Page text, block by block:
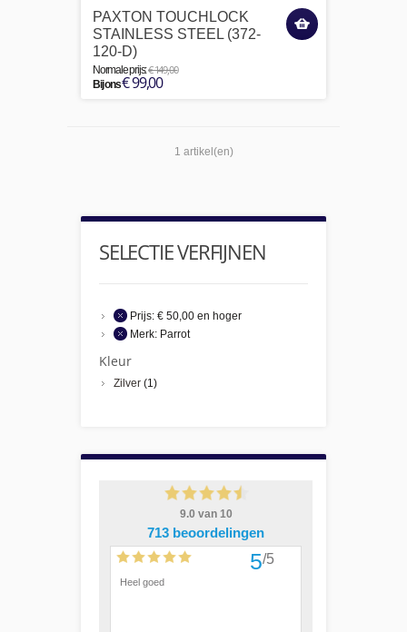
PAXTON TOUCHLOCK
STAINLESS STEEL (372-
120-D)
Normale prijs:€ 149,00
Bij ons€ 99,00
1 artikel(en)
SELECTIE VERFIJNEN
Prijs: € 50,00 en hoger
Merk: Parrot
Kleur
Zilver (1)